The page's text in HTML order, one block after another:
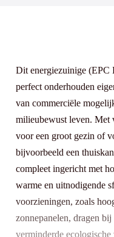
Dit energiezuinige (EPC
perfect onderhouden
van commerciële
milieubewust leven. Met vijf ruime slaapkamers is het geschikt
voor een groot gezin of
bijvoorbeeld een thuiskantoor of
compleet ingericht met
warme en uitnodigende
voorzieningen, zoals
zonnepanelen, dragen bij
verminderde ecologische voetafdruk.